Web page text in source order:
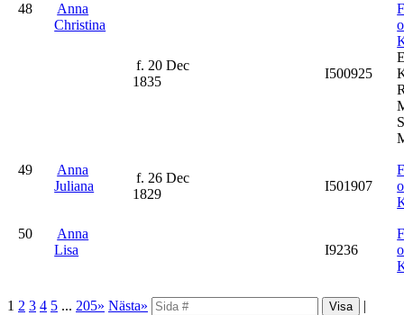
48
Anna
Christina
f. 20 Dec
1835
I500925
49
Anna
Juliana
f. 26 Dec
1829
I501907
50
Anna
Lisa
I9236
1 2 3 4 5 ... 205» Nästa»
|